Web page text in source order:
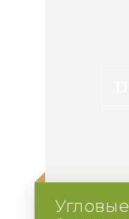
Угловые